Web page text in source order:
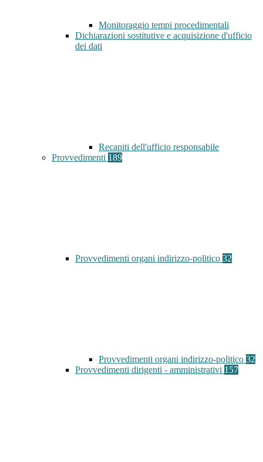
Monitoraggio tempi procedimentali
Dichiarazioni sostitutive e acquisizione d'ufficio
dei dati
Recapiti dell'ufficio responsabile
Provvedimenti 189
Provvedimenti organi indirizzo-politico 32
Provvedimenti organi indirizzo-politico 32
Provvedimenti dirigenti - amministrativi 157